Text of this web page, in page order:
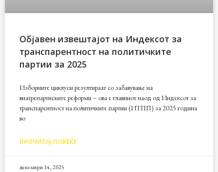
Објавен извештајот на Индексот за
транспарентност на политичките
партии за 2025
Изборните циклуси резултираат со забавување на
внатрепартиските реформи – ова е главниот наод од Индексот за
транспарентност на политичките партии (ИТПП) за 2025 година
во
ПРОЧИТАЈ ПОВЕЌЕ
декември 14, 2025